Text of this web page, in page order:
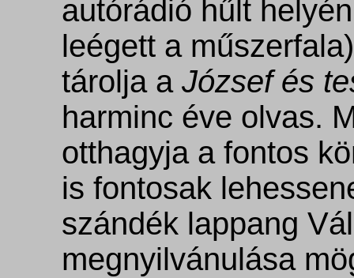
autórádió hűlt
leégett a
tárolja a József és
harminc éve olvas.
otthagyja a fontos
is fontosak
szándék lappang
megnyilvánulása